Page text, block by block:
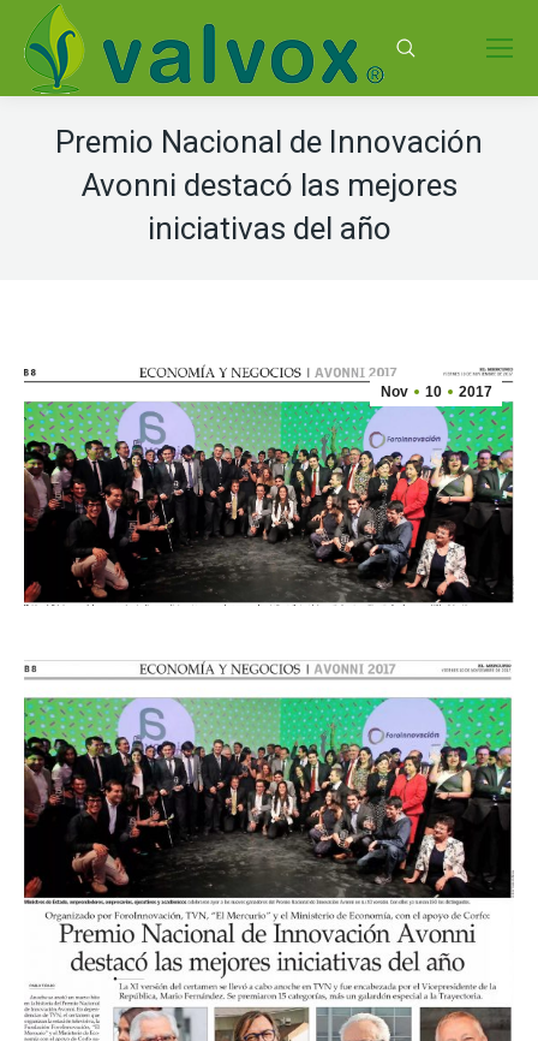
Buscar:
Premio Nacional de Innovación
Avonni destacó las mejores
iniciativas del año
Nov 10 2017